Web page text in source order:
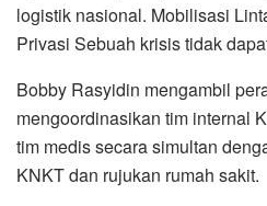
logistik nasional. Mobilisasi
Privasi Sebuah krisis tidak
Bobby Rasyidin mengambil
mengoordinasikan tim internal
tim medis secara simultan
KNKT dan rujukan rumah sakit.